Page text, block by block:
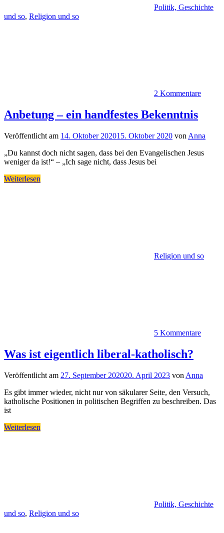
Politik, Geschichte
und so, Religion und so
2 Kommentare
Anbetung – ein handfestes Bekenntnis
Veröffentlicht am 14. Oktober 202015. Oktober 2020 von Anna
„Du kannst doch nicht sagen, dass bei den Evangelischen Jesus
weniger da ist!“ – „Ich sage nicht, dass Jesus bei
Weiterlesen
Religion und so
5 Kommentare
Was ist eigentlich liberal-katholisch?
Veröffentlicht am 27. September 202020. April 2023 von Anna
Es gibt immer wieder, nicht nur von säkularer Seite, den Versuch,
katholische Positionen in politischen Begriffen zu beschreiben. Das
ist
Weiterlesen
Politik, Geschichte
und so, Religion und so